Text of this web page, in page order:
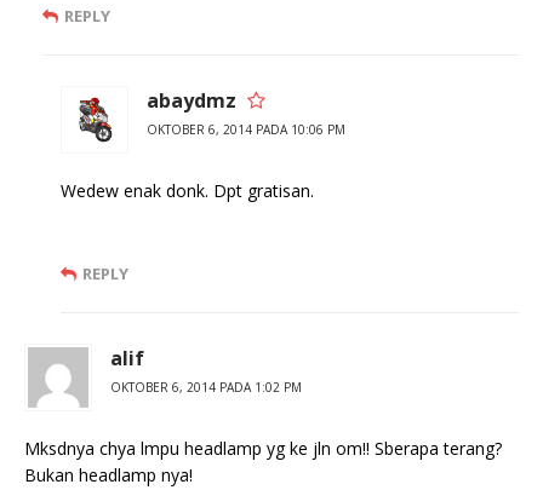
REPLY
abaydmz
OKTOBER 6, 2014 PADA 10:06 PM
Wedew enak donk. Dpt gratisan.
REPLY
alif
OKTOBER 6, 2014 PADA 1:02 PM
Mksdnya chya lmpu headlamp yg ke jln om!! Sberapa terang?
Bukan headlamp nya!